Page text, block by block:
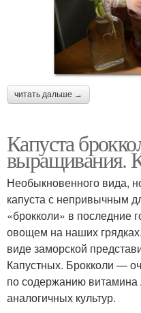
читать дальше →
Капуста
выращивания.
Необыкновенного вида,
капуста с непривычным
«брокколи» в последние
овощем на наших
виде заморской
Капустных. Брокколи —
по содержанию
аналогичных культур.